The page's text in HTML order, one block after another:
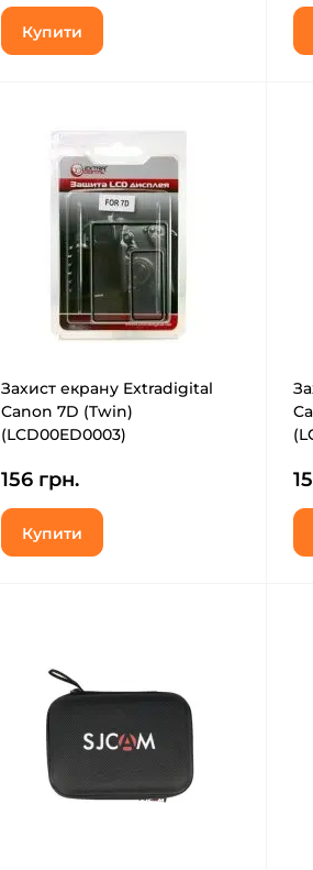
Купити
Захист екрану Extradigital
Canon 7D (Twin)
(LCD00ED0003)
156 грн.
Купити